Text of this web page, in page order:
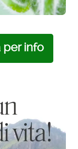
per info